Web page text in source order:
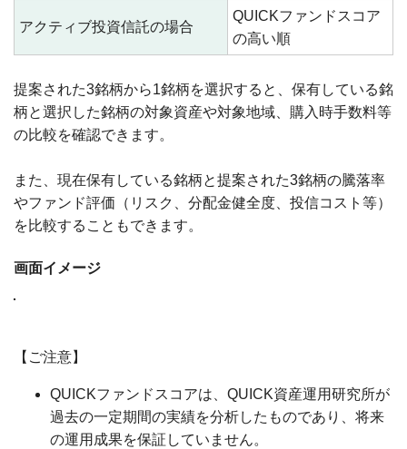
アクティブ投資信託の場合
QUICKファンドスコア
の高い順
提案された3銘柄から1銘柄を選択すると、保有している銘
柄と選択した銘柄の対象資産や対象地域、購入時手数料等
の比較を確認できます。
また、現在保有している銘柄と提案された3銘柄の騰落率
やファンド評価（リスク、分配金健全度、投信コスト等）
を比較することもできます。
画面イメージ
【ご注意】
QUICKファンドスコアは、QUICK資産運用研究所が
過去の一定期間の実績を分析したものであり、将来
の運用成果を保証していません。